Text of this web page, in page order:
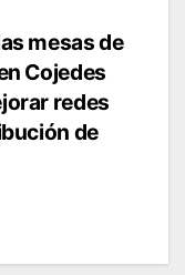
mesas de
Cojedes
redes
de